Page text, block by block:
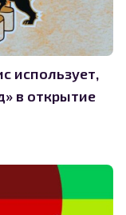
использует,
в открытие